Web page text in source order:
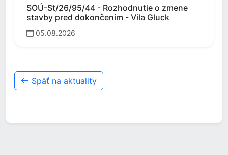
SOÚ-St/26/95/44 - Rozhodnutie o zmene
stavby pred dokončením - Vila Gluck
05.08.2026
Späť na aktuality